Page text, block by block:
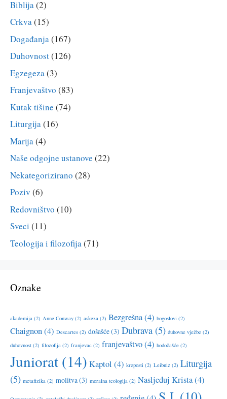
Biblija(2)
Crkva(15)
Događanja(167)
Duhovnost(126)
Egzegeza(3)
Franjevaštvo (83)
Kutak tišine (74)
Liturgija(16)
Marija(4)
Naše odgojne ustanove (22)
Nekategorizirano (28)
Poziv (6)
Redovništvo (10)
Sveci (11)
Teologija i filozofija(71)
Oznake
akademija (2) Anne Conway (2) askeza (2) Bezgrešna(4) bogoslovi (2)
Chaignon(4) Descartes (2) došašće(3) Dubrava (5) duhovne vježbe (2)
duhovnost (2) filozofija (2) franjevac (2) franjevaštvo(4) hodočašće (2)
Juniorat (14) Kaptol (4) kreposti (2) Leibniz (2) Liturgija
(5) metafizika (2) molitva(3) moralna teologija (2) Nasljeduj Krista(4)